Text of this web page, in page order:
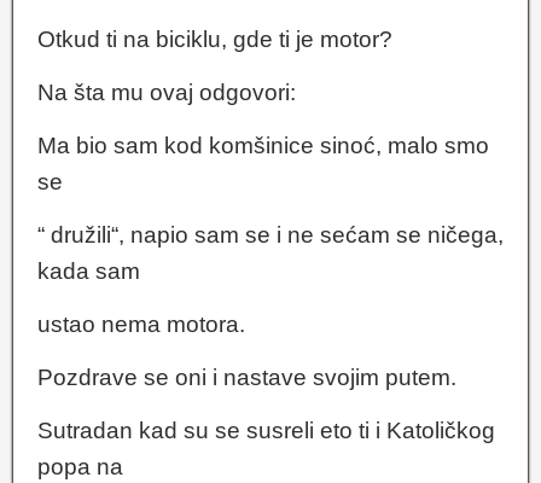
Otkud ti na biciklu, gde ti je motor?
Na šta mu ovaj odgovori:
Ma bio sam kod komšinice sinoć, malo smo
se
“ družili“, napio sam se i ne sećam se ničega,
kada sam
ustao nema motora.
Pozdrave se oni i nastave svojim putem.
Sutradan kad su se susreli eto ti i Katoličkog
popa na